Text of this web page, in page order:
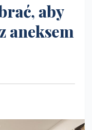
aby
aneksem